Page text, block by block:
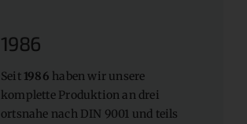
1986
Seit 1986 haben wir unsere
komplette Produktion an drei
ortsnahe nach DIN 9001 und teils